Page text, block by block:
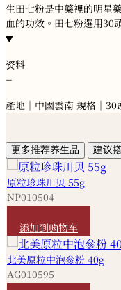
生田七粉是中藥裡的明星
血的功效。田七粉選用30
资料
−
產地｜中國雲南 規格｜
更多推荐养生品 建议
原粒珍珠川贝 55g
NP010504
添加到购物车
北美原粒中泡參粉 40g
AG010595